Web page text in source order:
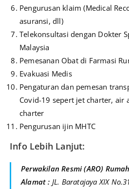
Pengurusan klaim (Medical
asuransi, dll)
Telekonsultasi dengan Dokter
Malaysia
Pemesanan Obat di Farmasi
Evakuasi Medis
Pengaturan dan pemesan
Covid-19 sepert jet charter, air
charter
Pengurusan ijin MHTC
Info Lebih Lanjut:
Perwakilan Resmi (ARO)
Alamat : JL. Baratajaya XIX